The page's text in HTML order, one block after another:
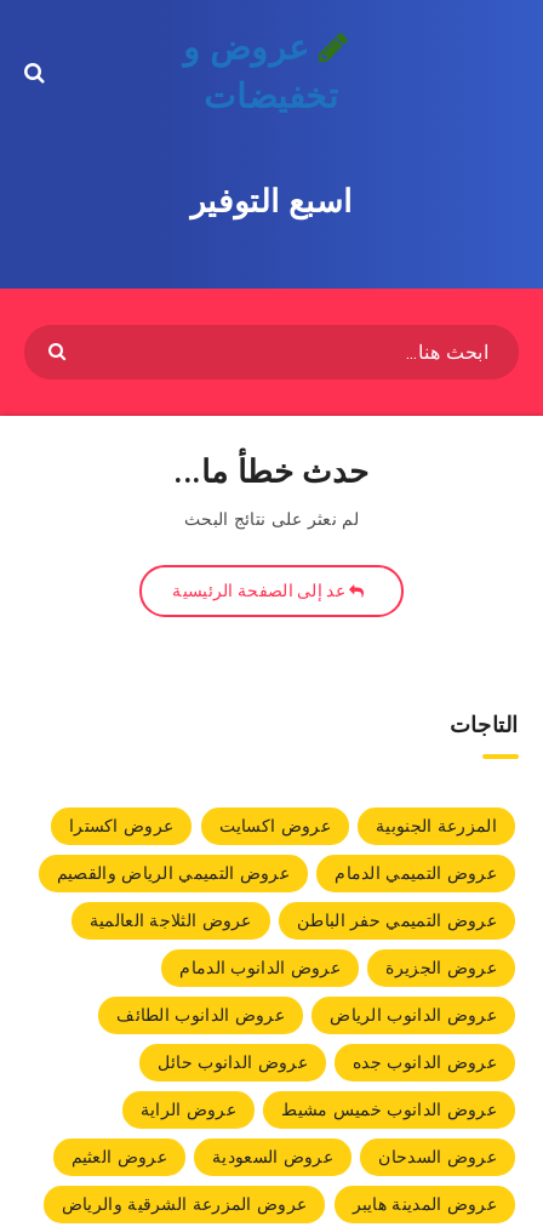
عروض و
تخفيضات
اسبع التوفير
حدث خطأ ما...
لم نعثر على نتائج البحث
عد إلى الصفحة الرئيسية
التاجات
المزرعة الجنوبية عروض اكسايت
عروض اكسترا
عروض التميمي الدمام
عروض التميمي الرياض والقصيم
عروض التميمي حفر الباطن
عروض الثلاجة العالمية
عروض الجزيرة
عروض الدانوب الدمام
عروض الدانوب الرياض
عروض الدانوب الطائف
عروض الدانوب جده
عروض الدانوب حائل
عروض الدانوب خميس مشيط
عروض الراية
عروض السدحان
عروض السعودية
عروض العثيم
عروض المدينة هايبر
عروض المزرعة الشرقية والرياض